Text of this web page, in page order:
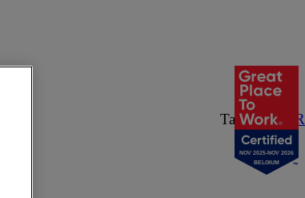
Taal:NL/ FR
NOV 2025-NOV 2026
BELGIUM